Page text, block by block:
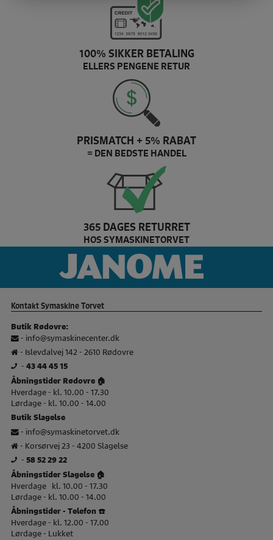
100% SIKKER BETALING
ELLERS PENGENE RETUR
PRISMATCH + 5% RABAT
= DEN BEDSTE HANDEL
365 DAGES RETURRET
HOS SYMASKINETORVET
husqvarna Brand slider
Kontakt Symaskine Torvet
Butik Rødovre:
- info@symaskinecenter.dk
- Islevdalvej 142 - 2610 Rødovre
- 43 44 45 15
Åbningstider Rødovre 🏠
Hverdage - kl. 10.00 - 17.30
Lørdage - kl. 10.00 - 14.00
Butik Slagelse
- info@symaskinetorvet.dk
- Korsørvej 23 - 4200 Slagelse
- 58 52 29 22
Åbningstider Slagelse 🏠
Hverdage kl. 10.00 - 17.30
Lørdage - kl. 10.00 - 14.00
Åbningstider - Telefon ☎️
Hverdage - kl. 12.00 - 17.00
Lørdage - Lukket